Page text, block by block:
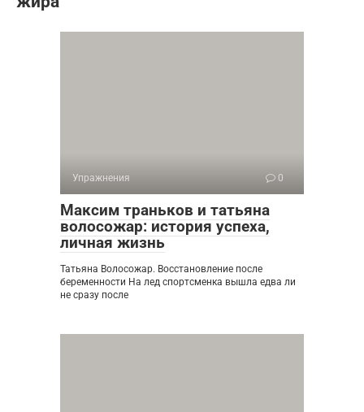
Упражнения 0
Максим траньков и татьяна
волосожар: история успеха,
личная жизнь
Татьяна Волосожар. Восстановление после
беременности На лед спортсменка вышла едва ли
не сразу после